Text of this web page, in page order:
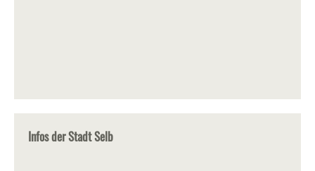
Infos der Stadt Selb